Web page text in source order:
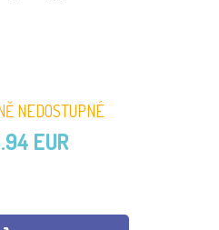
NEDOSTUPNÉ
EUR